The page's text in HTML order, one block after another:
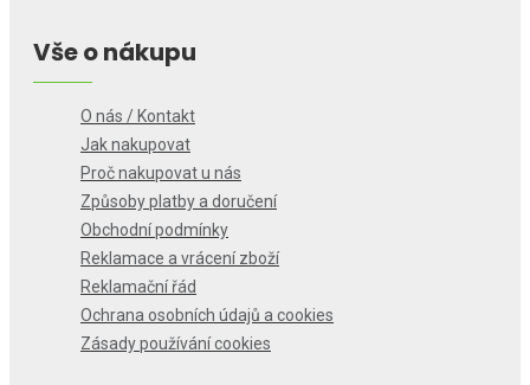
Vše o nákupu
O nás / Kontakt
Jak nakupovat
Proč nakupovat u nás
Způsoby platby a doručení
Obchodní podmínky
Reklamace a vrácení zboží
Reklamační řád
Ochrana osobních údajů a cookies
Zásady používání cookies